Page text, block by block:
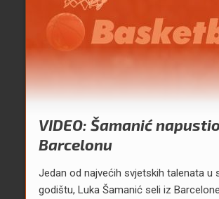
VIDEO: Šamanić napustio
Barcelonu
Jedan od najvećih svjetskih talenata u
godištu, Luka Šamanić seli iz